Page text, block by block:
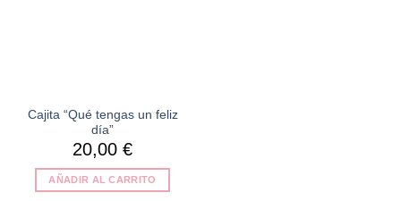
Cajita “Qué tengas un feliz
día”
20,00 €
AÑADIR AL CARRITO